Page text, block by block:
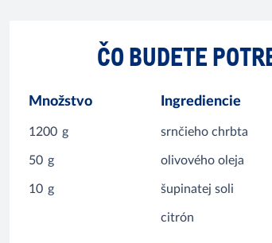
ČO BUDETE
Množstvo Ingrediencie
1200 g srnčieho chrbta
50 g olivového oleja
10 g šupinatej soli
citrón